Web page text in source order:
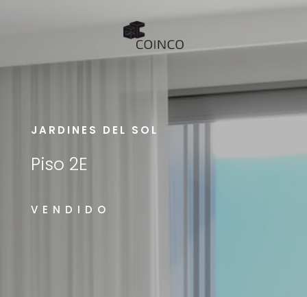
JARDINES DEL SOL
Piso 2E
VENDIDO